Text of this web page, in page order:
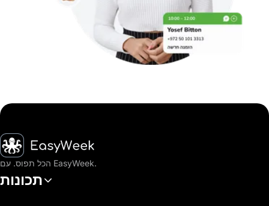
דף הבית
הכל תפוס. עם EasyWeek.
תכונות